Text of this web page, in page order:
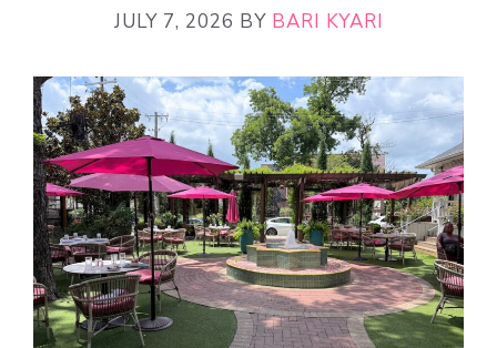
JULY 7, 2026 BY BARI KYARI